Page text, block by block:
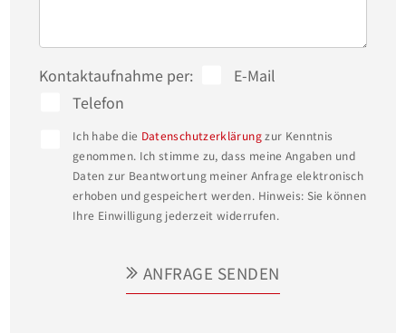
Kontaktaufnahme per:
E-Mail
Telefon
Ich habe die Datenschutzerklärungzur Kenntnis
genommen. Ich stimme zu, dass meine Angaben und
Daten zur Beantwortung meiner Anfrage elektronisch
erhoben und gespeichert werden. Hinweis: Sie können
Ihre Einwilligung jederzeit widerrufen.
ANFRAGE SENDEN